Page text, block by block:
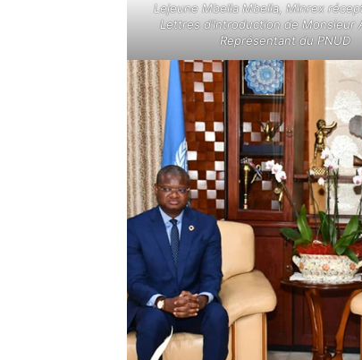
Lejeune Mbella Mbella, Minrex
Lettres d’Introduction de Monsieur
Représentant du PNUD